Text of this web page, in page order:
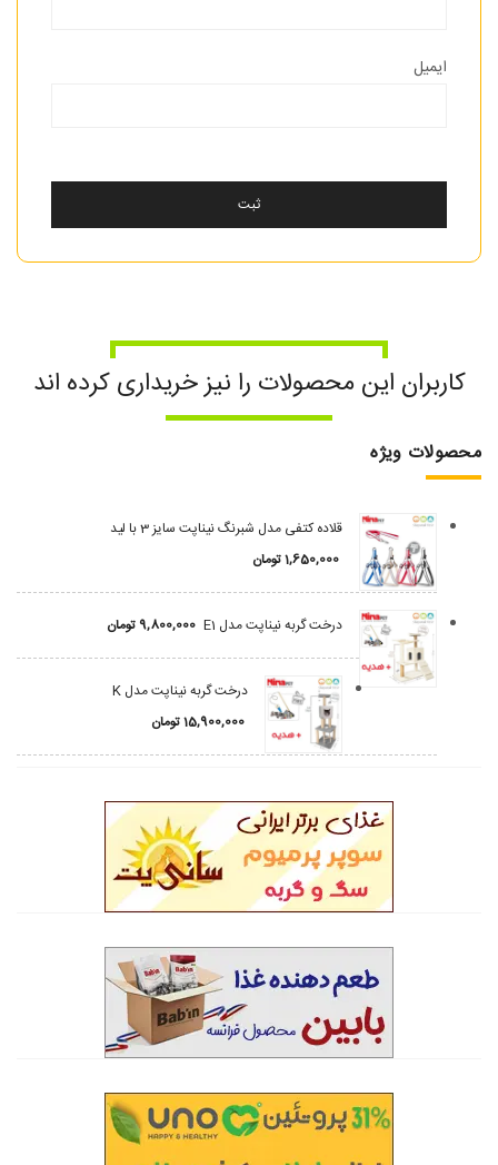
ایمیل
کاربران این محصولات را نیز خریداری کرده اند
محصولات ویژه
قلاده کتفی مدل شبرنگ نیناپت سایز 3 با لید
1,650,000تومان
درخت گربه نیناپت مدل E1 9,800,000 تومان
درخت گربه نیناپت مدل K
15,900,000تومان